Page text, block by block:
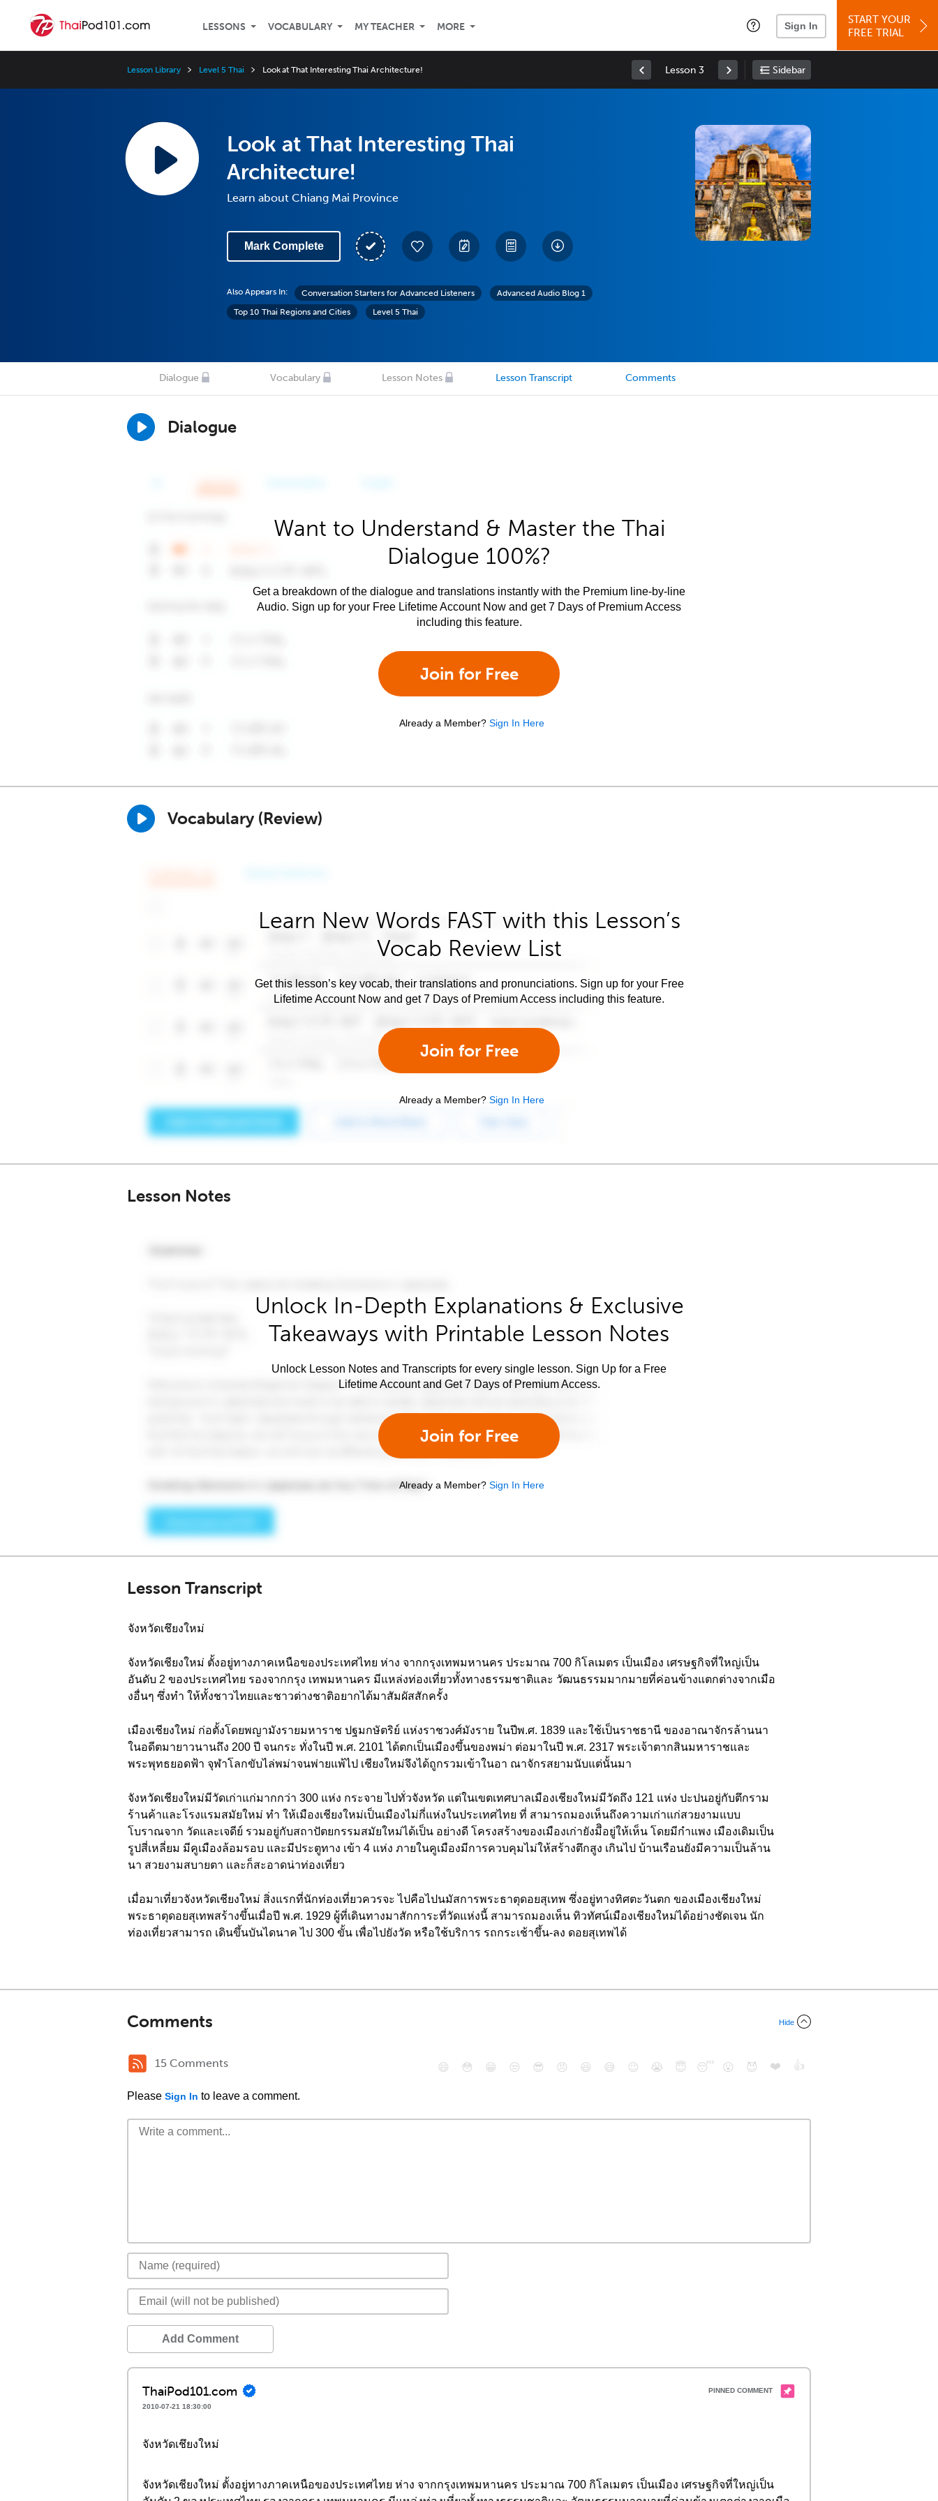
LESSONS VOCABULARY MY TEACHER MORE Sign In
START YOUR
FREE TRIAL
Lesson Library Level 5 Thai Look at That Interesting Thai Architecture! Lesson 3 Sidebar
Look at That Interesting Thai
Architecture!
Learn about Chiang Mai Province
Mark Complete
Also Appears In: Conversation Starters for Advanced Listeners
Advanced Audio Blog 1
Top 10 Thai Regions and Cities
Level 5 Thai
Dialogue Vocabulary Lesson Notes Lesson Transcript Comments
Dialogue
Want to Understand & Master the Thai
Dialogue 100%?
Get a breakdown of the dialogue and translations instantly with the Premium line-by-line
Audio. Sign up for your Free Lifetime Account Now and get 7 Days of Premium Access
including this feature.
Join for Free
Already a Member? Sign In Here
Vocabulary (Review)
Learn New Words FAST with this Lesson’s
Vocab Review List
Get this lesson’s key vocab, their translations and pronunciations. Sign up for your Free
Lifetime Account Now and get 7 Days of Premium Access including this feature.
Join for Free
Already a Member? Sign In Here
Lesson Notes
Unlock In-Depth Explanations & Exclusive
Takeaways with Printable Lesson Notes
Unlock Lesson Notes and Transcripts for every single lesson. Sign Up for a Free
Lifetime Account and Get 7 Days of Premium Access.
Join for Free
Already a Member? Sign In Here
Lesson Transcript
จังหวัดเชึยงใหม่
จังหวัดเชียงใหม่ ตั้งอยู่ทางภาคเหนือของประเทศไทย ห่าง จากกรุงเทพมหานคร ประมาณ 700 กิโลเมตร เป็นเมือง เศรษฐกิจที่ใหญ่เป็น
อันดับ 2 ของประเทศไทย รองจากกรุง เทพมหานคร มีแหล่งท่องเที่ยวทั้งทางธรรมชาติและ วัฒนธรรมมากมายที่ค่อนข้างแตกต่างจากเมือ
งอื่นๆ ซึ่งทำ ให้ทั้งชาวไทยและชาวต่างชาติอยากได้มาสัมผัสสักครั้ง
เมืองเชียงใหม่ ก่อตั้งโดยพญามังรายมหาราช ปฐมกษัตริย์ แห่งราชวงศ์มังราย ในปีพ.ศ. 1839 และใช้เป็นราชธานี ของอาณาจักรล้านนา
ในอดีตมายาวนานถึง 200 ปี จนกระ ทั่งในปี พ.ศ. 2101 ได้ตกเป็นเมืองขึ้นของพม่า ต่อมาในปี พ.ศ. 2317 พระเจ้าตากสินมหาราชและ
พระพุทธยอดฟ้า จุฬาโลกขับไล่พม่าจนพ่ายแพ้ไป เชียงใหม่จึงได้ถูกรวมเข้าในอา ณาจักรสยามนับแต่นั้นมา
จังหวัดเชียงใหม่มีวัดเก่าแก่มากกว่า 300 แห่ง กระจาย ไปทั่วจังหวัด แต่ในเขตเทศบาลเมืองเชียงใหม่มีวัดถึง 121 แห่ง ปะปนอยู่กับตึกราม
ร้านค้าและโรงแรมสมัยใหม่ ทำ ให้เมืองเชียงใหม่เป็นเมืองไม่กี่แห่งในประเทศไทย ที่ สามารถมองเห็นถึงความเก่าแก่สวยงามแบบ
โบราณจาก วัดและเจดีย์ รวมอยู่กับสถาปัตยกรรมสมัยใหม่ได้เป็น อย่างดี โครงสร้างของเมืองเก่ายังมีิอยู่ให้เห็น โดยมีกำแพง เมืองเดิมเป็น
รูปสี่เหลี่ยม มีคูเมืองล้อมรอบ และมีประตูทาง เข้า 4 แห่ง ภายในคูเมืองมีการควบคุมไม่ให้สร้างตึกสูง เกินไป บ้านเรือนยังมีความเป็นล้าน
นา สวยงามสบายตา และก็สะอาดน่าท่องเที่ยว
เมื่อมาเที่ยวจังหวัดเชียงใหม่ สิ่งแรกที่นักท่องเที่ยวควรจะ ไปคือไปนมัสการพระธาตุดอยสุเทพ ซึ่งอยู่ทางทิศตะวันตก ของเมืองเชียงใหม่
พระธาตุดอยสุเทพสร้างขึ้นเมื่อปี พ.ศ. 1929 ผู้ที่เดินทางมาสักการะที่วัดแห่งนี้ สามารถมองเห็น ทิวทัศน์เมืองเชียงใหม่ได้อย่างชัดเจน นัก
ท่องเที่ยวสามารถ เดินขึ้นบันไดนาค ไป 300 ขั้น เพื่อไปยังวัด หรือใช้บริการ รถกระเช้าขึ้น-ลง ดอยสุเทพได้
Comments Hide
15 Comments
Please Sign In to leave a comment.
😄 😳 😁 😒 😎 😠 😆 😅 😉 😭 😇 😴 😮 😈 ❤️ 👍
Add Comment
ThaiPod101.com
2010-07-21 18:30:00
จังหวัดเชึยงใหม่
จังหวัดเชียงใหม่ ตั้งอยู่ทางภาคเหนือของประเทศไทย ห่าง จากกรุงเทพมหานคร ประมาณ 700 กิโลเมตร เป็นเมือง เศรษฐกิจที่ใหญ่เป็น